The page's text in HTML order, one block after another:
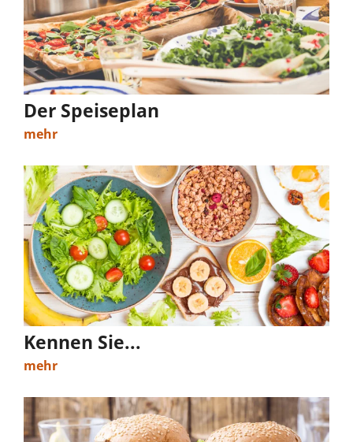
Der Speiseplan
mehr
Kennen Sie...
mehr